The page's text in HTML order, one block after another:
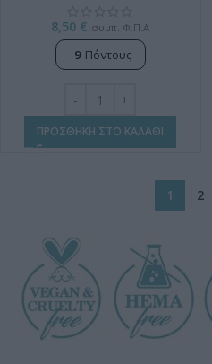
8,50 € συμπ. Φ.Π.Α
9 Πόντους
ΠΡΟΣΘΗΚΗ ΣΤΟ ΚΑΛΑΘΙ
1 2